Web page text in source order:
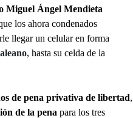
Miguel Ángel Mendieta
los ahora condenados
llegar un celular en forma
, hasta su celda de la
de pena privativa de libertad,
de la pena para los tres